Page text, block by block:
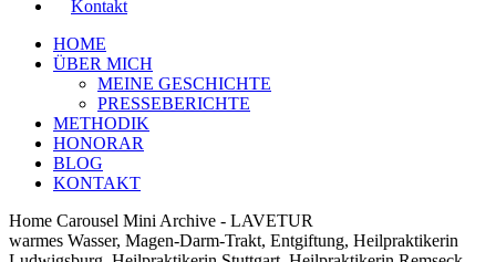
Kontakt
HOME
ÜBER MICH
MEINE GESCHICHTE
PRESSEBERICHTE
METHODIK
HONORAR
BLOG
KONTAKT
Home Carousel Mini Archive - LAVETUR
warmes Wasser, Magen-Darm-Trakt, Entgiftung, Heilpraktikerin